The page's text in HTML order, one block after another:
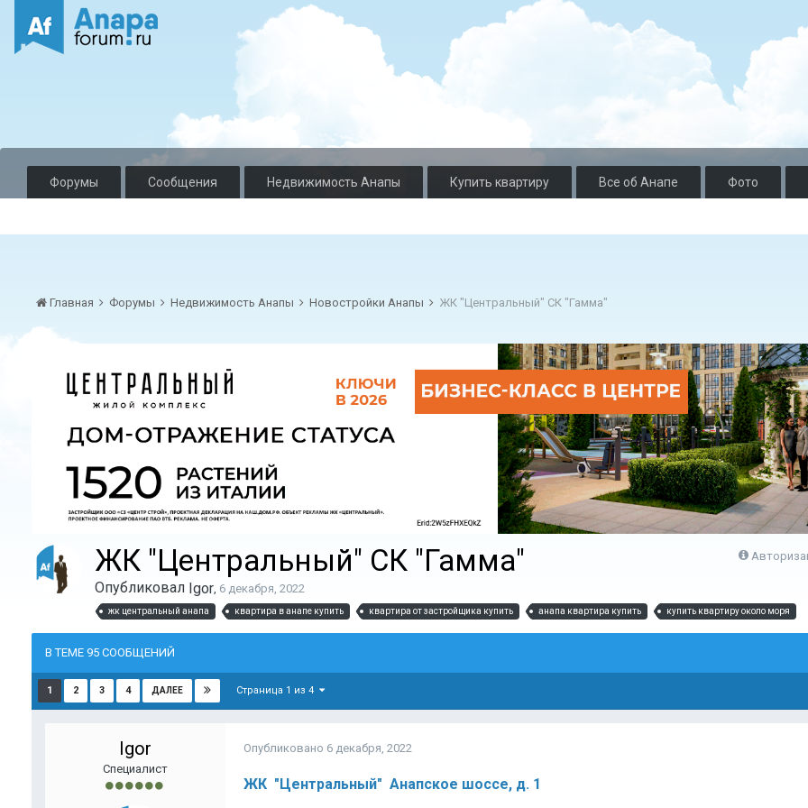
Форумы Сообщения Недвижимость Анапы Купить квартиру Все об Анапе Фото
Главная Форумы Недвижимость Анапы Новостройки Анапы ЖК "Центральный" СК "Гамма"
ЖК "Центральный" СК "Гамма"
Опубликовал Igor 6 декабря, 2022
жк центральный анапа квартира в анапе купить квартира от застройщика купить анапа квартира купить купить квартиру около моря
В ТЕМЕ 95 СООБЩЕНИЙ
1 2 3 4 ДАЛЕЕ Страница 1 из 4
Igor
Специалист
Опубликовано 6 декабря, 2022
ЖК "Центральный" Анапское шоссе, д. 1